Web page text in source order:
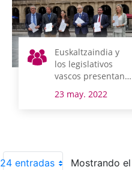
Euskaltzaindia y
los legislativos
vascos presentan
‘Hitzak lege’
23 may. 2022
24 entradas Mostrando